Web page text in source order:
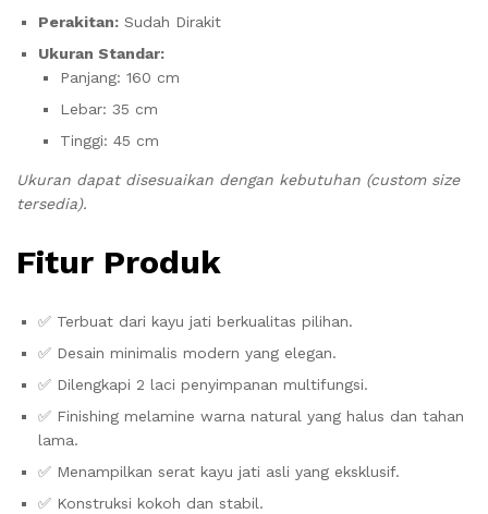
Perakitan: Sudah Dirakit
Ukuran Standar:
Panjang: 160 cm
Lebar: 35 cm
Tinggi: 45 cm
Ukuran dapat disesuaikan dengan kebutuhan (custom size
tersedia).
Fitur Produk
✅ Terbuat dari kayu jati berkualitas pilihan.
✅ Desain minimalis modern yang elegan.
✅ Dilengkapi 2 laci penyimpanan multifungsi.
✅ Finishing melamine warna natural yang halus dan tahan
lama.
✅ Menampilkan serat kayu jati asli yang eksklusif.
✅ Konstruksi kokoh dan stabil.